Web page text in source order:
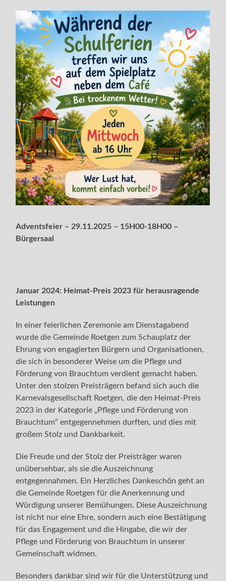
Adventsfeier – 29.11.2025 – 15H00-18H00 –
Bürgersaal
Januar 2024: Heimat-Preis 2023 für herausragende
Leistungen
In einer feierlichen Zeremonie am Dienstagabend
wurde die Gemeinde Roetgen zum Schauplatz der
Ehrung von engagierten Bürgern und Organisationen,
die sich in besonderer Weise um die Pflege und
Förderung von Brauchtum verdient gemacht haben.
Unter den stolzen Preisträgern befand sich auch die
Karnevalsgesellschaft Roetgen, die den Heimat-Preis
2023 in der Kategorie „Pflege und Förderung von
Brauchtum“ entgegennehmen durften, und dies mit
großem Stolz und Dankbarkeit.
Die Freude und der Stolz der Preisträger waren
unübersehbar, als sie die Auszeichnung
entgegennahmen. Ein Herzliches Dankeschön geht an
die Gemeinde Roetgen für die Anerkennung und
Würdigung unserer Bemühungen. Diese Auszeichnung
ist nicht nur eine Ehre, sondern auch eine Bestätigung
für das Engagement und die Hingabe, die wir der
Pflege und Förderung von Brauchtum in unserer
Gemeinschaft widmen.
Besonders dankbar sind wir für die Unterstützung und